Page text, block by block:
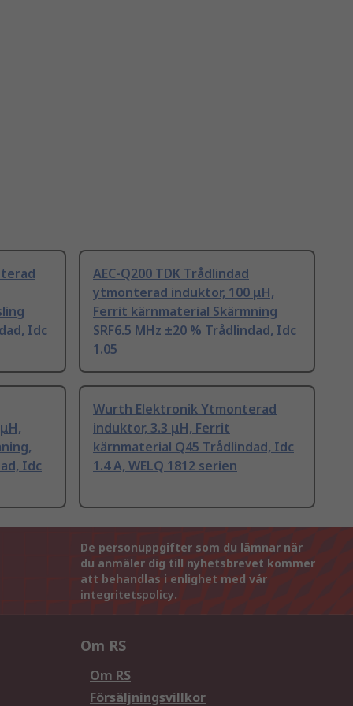
Idc
AEC-Q200 TDK Trådlindad
ytmonterad induktor, 100 μH,
Ferrit kärnmaterial Skärmning
SRF6.5 MHz ±20 % Trådlindad, Idc
1.05
Idc
Wurth Elektronik Ytmonterad
induktor, 3.3 μH, Ferrit
kärnmaterial Q45 Trådlindad, Idc
1.4 A, WELQ 1812 serien
De personuppgifter som du lämnar när
du anmäler dig till nyhetsbrevet kommer
att behandlas i enlighet med vår
integritetspolicy.
Om RS
Om RS
Försäljningsvillkor